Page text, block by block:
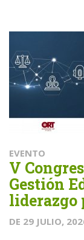
EVENTO
V
Gestión
liderazgo
DE 29 JULIO,